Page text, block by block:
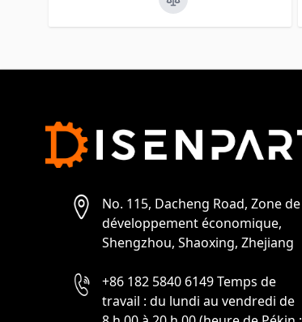
No. 115, Dacheng Road, Zone de
développement économique,
Shengzhou, Shaoxing, Zhejiang
+86 182 5840 6149 Temps de
travail : du lundi au vendredi de